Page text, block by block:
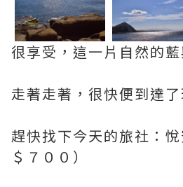
很享受，這一片自然的藍
走著走著，很快便到達了
趕快找下今天的旅社：
＄７００）